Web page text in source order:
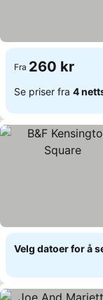
Fra 260 kr
Se priser fra 4
Velg datoer for å